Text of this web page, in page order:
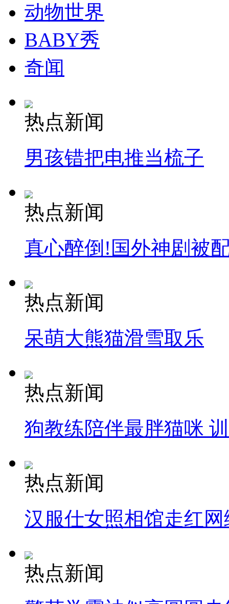
消防员救轻生者 花炮节热闹非凡
司机酒驾遇交警 急速倒车逃窜
动物世界
BABY秀
奇闻
热点新闻
男孩错把电推当梳子
热点新闻
真心醉倒!国外神剧被
热点新闻
呆萌大熊猫滑雪取乐
热点新闻
狗教练陪伴最胖猫咪
热点新闻
汉服仕女照相馆走红网
热点新闻